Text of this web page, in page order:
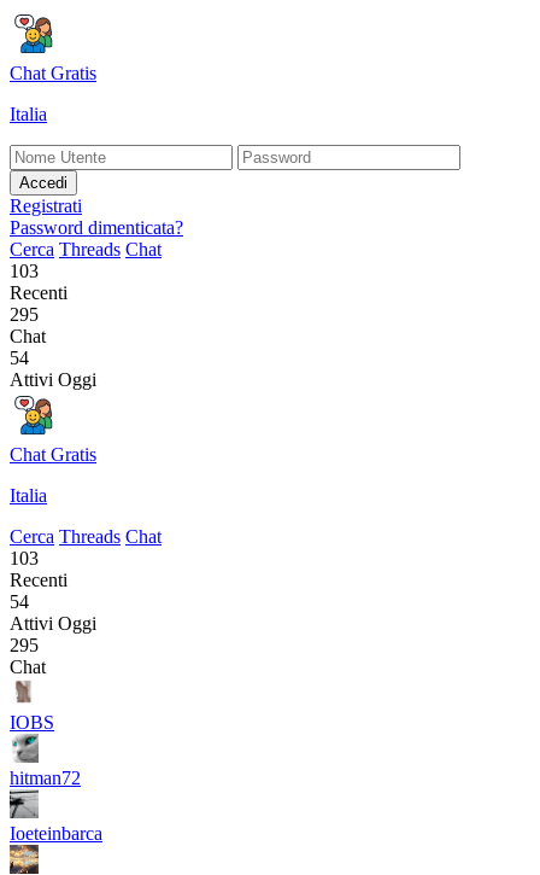
Chat Gratis
Italia
Accedi
Registrati
Password dimenticata?
Cerca Threads Chat
103
Recenti
295
Chat
54
Attivi Oggi
Chat Gratis
Italia
Cerca Threads Chat
103
Recenti
54
Attivi Oggi
295
Chat
IOBS
hitman72
Ioeteinbarca